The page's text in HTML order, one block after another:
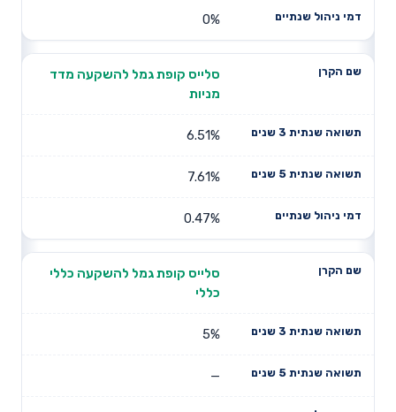
0%
סלייס קופת גמל להשקעה מדד
מניות
6.51%
7.61%
0.47%
סלייס קופת גמל להשקעה כללי
כללי
5%
—